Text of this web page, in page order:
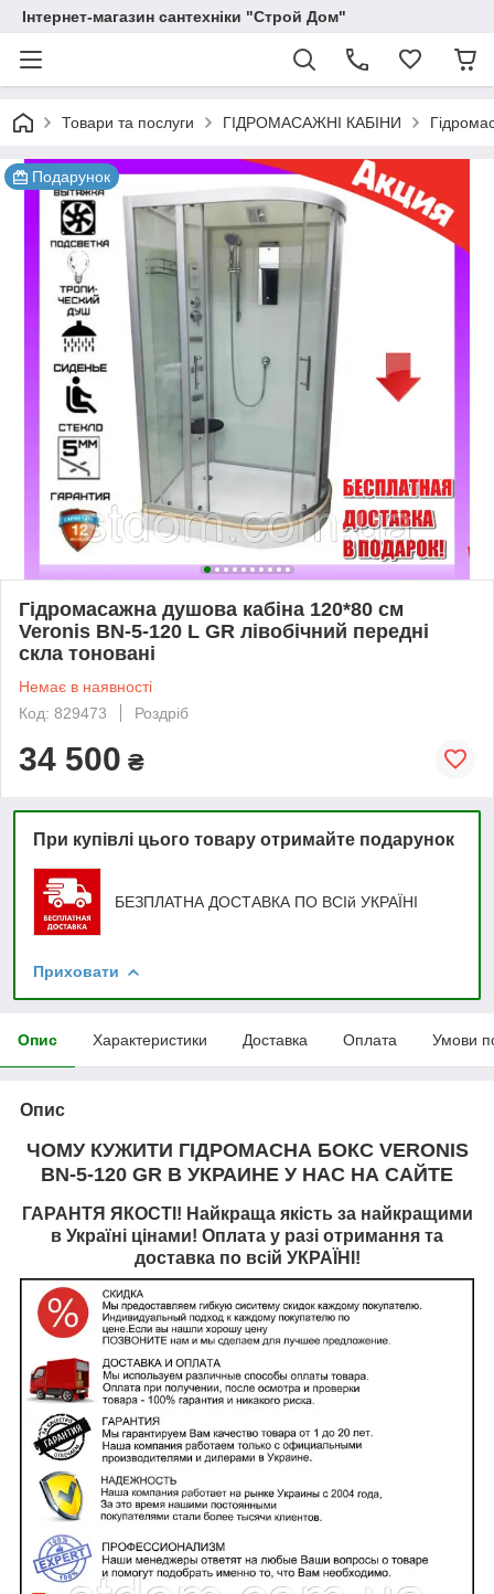
Інтернет-магазин сантехніки "Строй Дом"
Товари та послуги ГІДРОМАСАЖНІ КАБІНИ
Подарунок
Гідромасажна душова кабіна 120*80 см
Veronis BN-5-120 L GR лівобічний передні
скла тоновані
Немає в наявності
Код: 829473
Роздріб
34 500 ₴
При купівлі цього товару отримайте подарунок
БЕЗПЛАТНА ДОСТАВКА ПО ВСІй УКРАЇНІ
Приховати
Опис Характеристики Доставка Оплата Умови
Опис
ЧОМУ КУЖИТИ ГІДРОМАСНА БОКС VERONIS
BN-5-120 GR В УКРАИНЕ У НАС НА САЙТЕ
ГАРАНТЯ ЯКОСТІ! Найкраща якість за найкращими
в Україні цінами! Оплата у разі отримання та
доставка по всій УКРАЇНІ!